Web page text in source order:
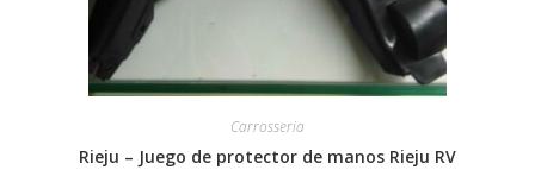
Carrosseria
Rieju – Juego de protector de manos Rieju RV